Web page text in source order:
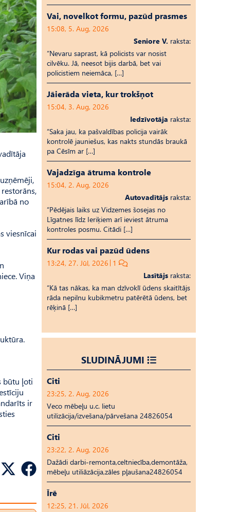
no
viesnīcai
Viņa
būtu ļoti
ir
Vai, novelkot formu, pazūd prasmes
15:08, 5. Aug, 2026
Seniore V. raksta:
“Nevaru saprast, kā policists var nosist
cilvēku. Jā, neesot bijis darbā, bet vai
policistiem neiemāca, […]
Jāierāda vieta, kur trokšņot
15:04, 3. Aug, 2026
Iedzīvotāja raksta:
“Saka jau, ka pašvaldības policija vairāk
kontrolē jauniešus, kas nakts stundās braukā
pa Cēsīm ar […]
Vajadzīga ātruma kontrole
15:04, 2. Aug, 2026
Autovadītājs raksta:
“Pēdējais laiks uz Vid­ze­mes šosejas no
Līgatnes līdz Ieriķiem arī ieviest ātruma
kontroles posmu. Citādi […]
Kur rodas vai pazūd ūdens
13:24, 27. Jūl, 2026 1
Lasītājs raksta:
“Kā tas nākas, ka man dzīvoklī ūdens skaitītājs
rāda nepilnu kubikmetru patērētā ūdens, bet
rēķinā […]
SLUDINĀJUMI
Citi
23:25, 2. Aug, 2026
Veco mēbeļu u.c. lietu
utilizācija/izvešana/pārvešana 24826054
Citi
23:22, 2. Aug, 2026
Dažādi darbi-remonta,celtniecība,demontāža,
mēbeļu utiliāzācija,zāles pļaušana24826054
Īrē
12:25, 21. Jūl, 2026